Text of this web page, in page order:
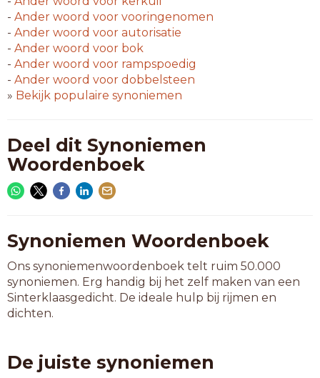
- Ander woord voor vooringenomen
- Ander woord voor autorisatie
- Ander woord voor bok
- Ander woord voor rampspoedig
- Ander woord voor dobbelsteen
» Bekijk populaire synoniemen
Deel dit Synoniemen
Woordenboek
Synoniemen Woordenboek
Ons synoniemenwoordenboek telt ruim 50.000
synoniemen. Erg handig bij het zelf maken van een
Sinterklaasgedicht. De ideale hulp bij rijmen en
dichten.
De juiste synoniemen